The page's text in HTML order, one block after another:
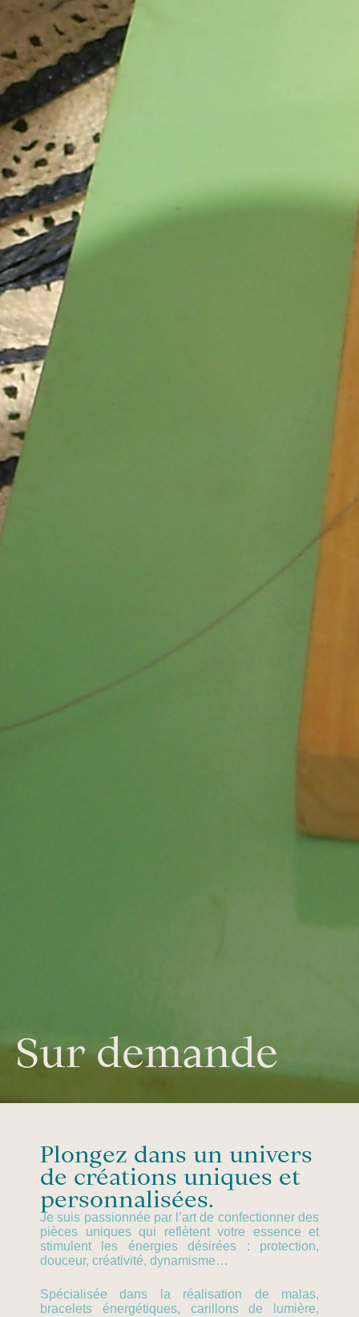
Sur demande
Plongez dans un univers
de créations uniques et
personnalisées.
Je suis passionnée par l’art de confectionner des
pièces uniques qui reflètent votre essence et
stimulent les énergies désirées : protection,
douceur, créativité, dynamisme…
Spécialisée dans la réalisation de malas,
bracelets énergétiques, carillons de lumière,